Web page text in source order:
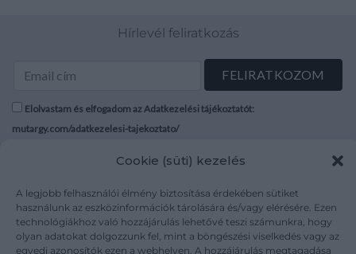
Cookie (süti) kezelés
A legjobb felhasználói élmény biztosítása érdekében sütiket
használunk az eszközinformációk tárolására és/vagy elérésére. Ezen
technológiákhoz való hozzájárulás lehetővé teszi számunkra, hogy
olyan adatokat dolgozzunk fel, mint a böngészési viselkedés vagy az
egyedi azonosítók ezen a webhelyen. A hozzájárulás megtagadása
Hírlevél feliratkozás
Elolvastam és elfogadom az Adatkezelési tájékoztatót:
mutargy.com/adatkezelesi-tajekoztato/
Médiaajánlat
Karrier
Kapcsolat
Áraink
ÁSZF
Adatvédelem
Impresszum